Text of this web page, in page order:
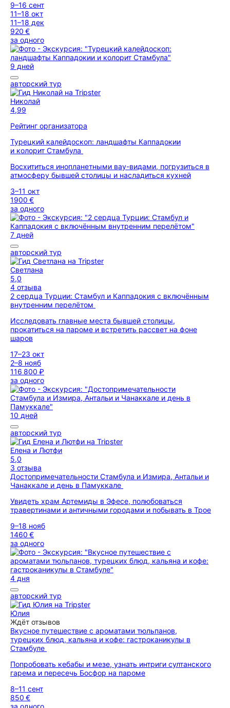
9–16 сент
11–18 окт
11–18 дек
920 €
за одного
9 дней
авторский тур
Николай
4,99
Рейтинг организатора
Турецкий калейдоскоп: ландшафты Каппадокии
и колорит Стамбула
Восхититься инопланетными вау-видами, погрузиться в
атмосферу бывшей столицы и насладиться кухней
3–11 окт
1900 €
за одного
7 дней
авторский тур
Светлана
5,0
4 отзыва
2 сердца Турции: Стамбул и Каппадокия с включённым
внутренним перелётом
Исследовать главные места бывшей столицы,
прокатиться на пароме и встретить рассвет на фоне
шаров
17–23 окт
2–8 нояб
116 800 ₽
за одного
10 дней
авторский тур
Елена и Лютфи
5,0
3 отзыва
Достопримечательности Стамбула и Измира, Антальи и
Чанаккале и день в Памуккале
Увидеть храм Артемиды в Эфесе, полюбоваться
травертинами и античными городами и побывать в Трое
9–18 нояб
1460 €
за одного
4 дня
авторский тур
Юлия
Ждёт отзывов
Вкусное путешествие с ароматами тюльпанов,
турецких блюд, кальяна и кофе: гастроканикулы в
Стамбуле
Попробовать кебабы и мезе, узнать интриги султанского
гарема и пересечь Босфор на пароме
8–11 сент
850 €
за одного